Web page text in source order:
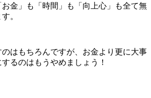
金」も「時間」も「向上心」も全て無
。
はもちろんですが、お金より更に大事
るのはもうやめましょう！